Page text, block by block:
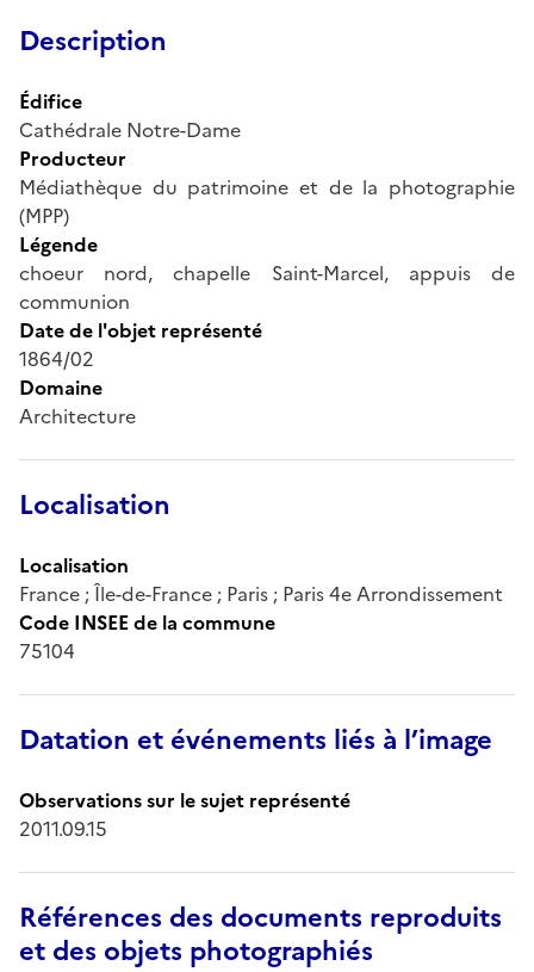
Description
Édifice
Cathédrale Notre-Dame
Producteur
Médiathèque du patrimoine et de la photographie
(MPP)
Légende
choeur nord, chapelle Saint-Marcel, appuis de
communion
Date de l'objet représenté
1864/02
Domaine
Architecture
Localisation
Localisation
France ; Île-de-France ; Paris ; Paris 4e Arrondissement
Code INSEE de la commune
75104
Datation et événements liés à l’image
Observations sur le sujet représenté
2011.09.15
Références des documents reproduits
et des objets photographiés